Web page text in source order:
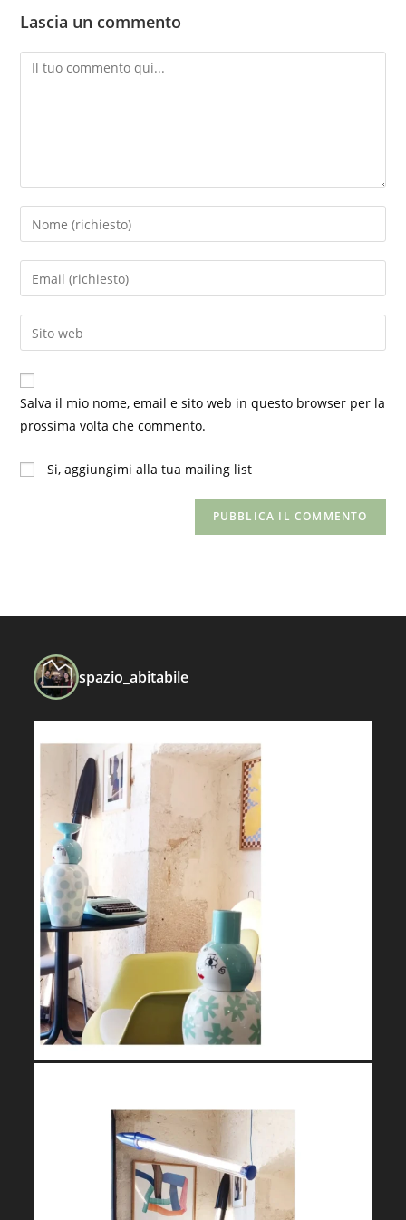
Lascia un commento
Commento
Inserisci
il
tuo
nome
nome
utente
per
commentare
Inserisci
il
tuo
indirizzo
per
commentare
Inserisci
l'URL
del
sito
(facoltativo)
Salva il mio nome, email e sito web in questo browser per la
prossima volta che commento.
Si, aggiungimi alla tua mailing list
spazio_abitabile